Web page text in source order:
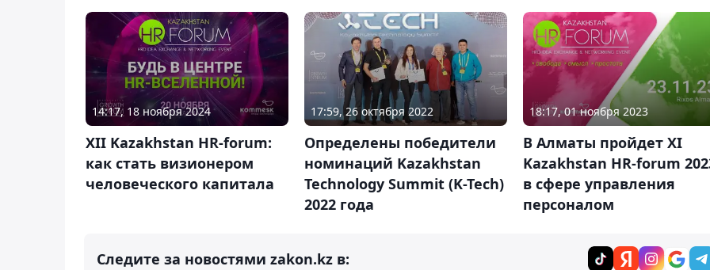
14:17, 18 ноября 2024
XII Kazakhstan HR-forum:
как стать визионером
человеческого капитала
17:59, 26 октября 2022
Определены победители
номинаций Kazakhstan
Technology Summit (K-Tech)
2022 года
18:17, 01 ноября 2023
В Алматы пройдет XI
Kazakhstan HR-forum
в сфере управления
персоналом
Следите за новостями zakon.kz в: